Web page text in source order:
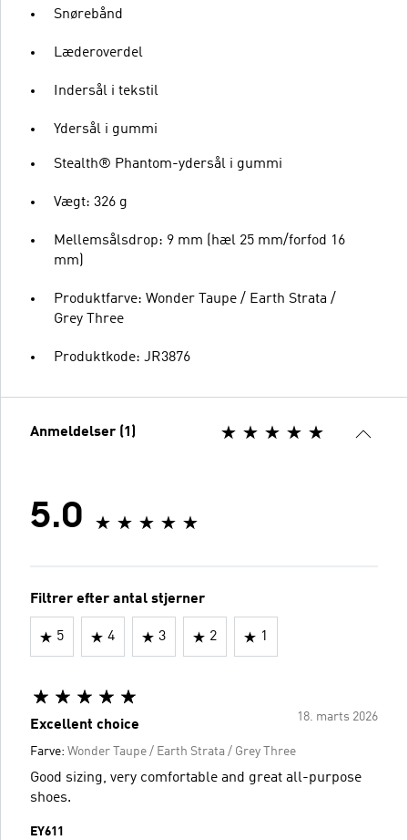
Snørebånd
Læderoverdel
Indersål i tekstil
Ydersål i gummi
Stealth® Phantom-ydersål i gummi
Vægt: 326 g
Mellemsålsdrop: 9 mm (hæl 25 mm/forfod 16
mm)
Produktfarve: Wonder Taupe / Earth Strata /
Grey Three
Produktkode: JR3876
Anmeldelser (1)
5.0
Filtrer efter antal stjerner
5 4 3 2 1
18. marts 2026
Excellent choice
Farve: Wonder Taupe / Earth Strata / Grey Three
Good sizing, very comfortable and great all-purpose
shoes.
EY611